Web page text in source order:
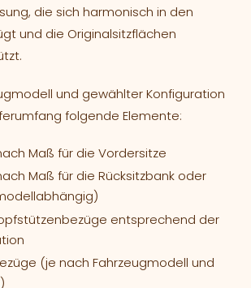
die sich harmonisch in den
und die Originalsitzflächen
und gewählter Konfiguration
folgende Elemente:
Maß für die Vordersitze
Maß für die Rücksitzbank oder
entsprechend der
(je nach Fahrzeugmodell und